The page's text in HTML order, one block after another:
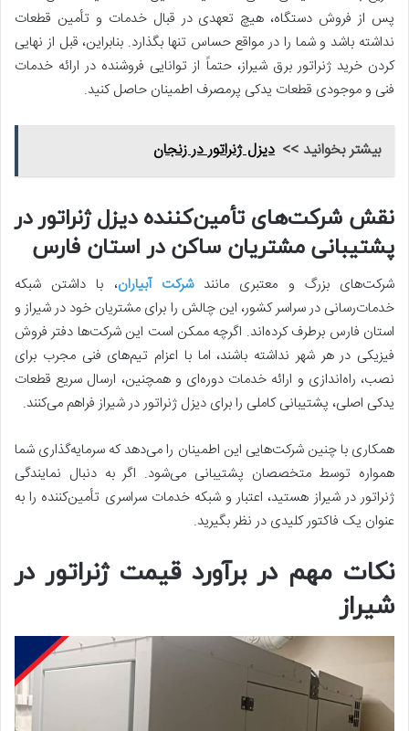
پس از فروش دستگاه، هیچ تعهدی در قبال خدمات و تأمین قطعات
نداشته باشد و شما را در مواقع حساس تنها بگذارد. بنابراین، قبل از نهایی
کردن خرید ژنراتور برق شیراز، حتماً از توانایی فروشنده در ارائه خدمات
فنی و موجودی قطعات یدکی پرمصرف اطمینان حاصل کنید.
بیشتر بخوانید >> دیزل ژنراتور در زنجان
نقش شرکت‌های تأمین‌کننده دیزل ژنراتور در
پشتیبانی مشتریان ساکن در استان فارس
شرکت‌های بزرگ و معتبری مانندشرکت آبیاران، با داشتن شبکه
خدمات‌رسانی در سراسر کشور، این چالش را برای مشتریان خود در شیراز و
استان فارس برطرف کرده‌اند. اگرچه ممکن است این شرکت‌ها دفتر فروش
فیزیکی در هر شهر نداشته باشند، اما با اعزام تیم‌های فنی مجرب برای
نصب، راه‌اندازی و ارائه خدمات دوره‌ای و همچنین، ارسال سریع قطعات
یدکی اصلی، پشتیبانی کاملی را برای دیزل ژنراتور در شیراز فراهم می‌کنند.
همکاری با چنین شرکت‌هایی این اطمینان را می‌دهد که سرمایه‌گذاری شما
همواره توسط متخصصان پشتیبانی می‌شود. اگر به دنبال نمایندگی
ژنراتور در شیراز هستید، اعتبار و شبکه خدمات سراسری تأمین‌کننده را به
عنوان یک فاکتور کلیدی در نظر بگیرید.
نکات مهم در برآورد قیمت ژنراتور در
شیراز